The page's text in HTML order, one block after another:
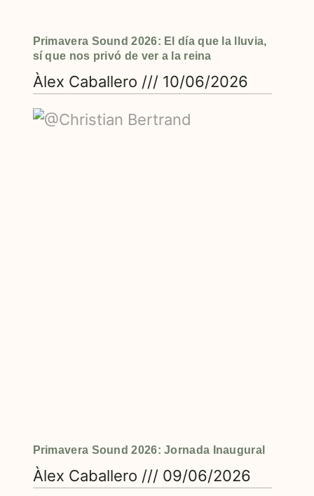
Primavera Sound 2026: El día que la lluvia,
sí que nos privó de ver a la reina
Àlex Caballero 10/06/2026
Primavera Sound 2026: Jornada Inaugural
Àlex Caballero 09/06/2026